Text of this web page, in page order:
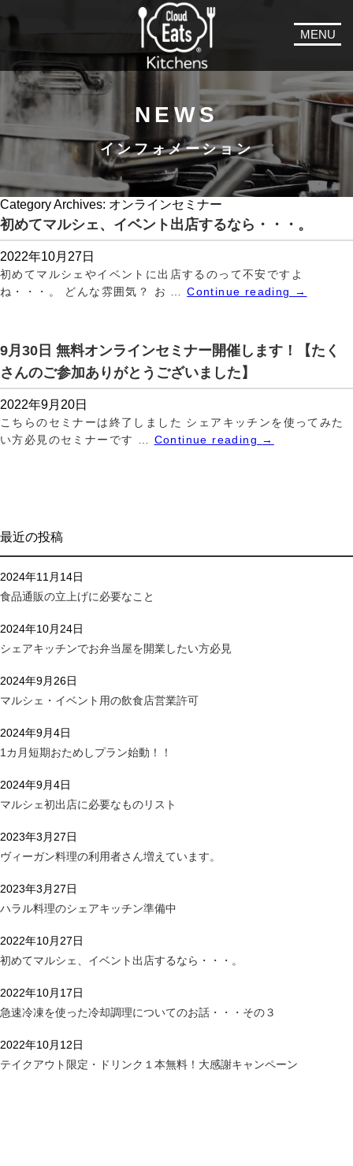
MENU
NEWS
インフォメーション
Category Archives: オンラインセミナー
初めてマルシェ、イベント出店するなら・・・。
2022年10月27日
初めてマルシェやイベントに出店するのって不安ですよ
ね・・・。 どんな雰囲気？ お …Continue reading →
9月30日 無料オンラインセミナー開催します！【たく
さんのご参加ありがとうございました】
2022年9月20日
こちらのセミナーは終了しました シェアキッチンを使ってみた
い方必見のセミナーです … Continue reading →
最近の投稿
食品通販の立上げに必要なこと
2024年11月14日
シェアキッチンでお弁当屋を開業したい方必見
2024年10月24日
マルシェ・イベント用の飲食店営業許可
2024年9月26日
1カ月短期おためしプラン始動！！
2024年9月4日
マルシェ初出店に必要なものリスト
2024年9月4日
ヴィーガン料理の利用者さん増えています。
2023年3月27日
ハラル料理のシェアキッチン準備中
2023年3月27日
初めてマルシェ、イベント出店するなら・・・。
2022年10月27日
急速冷凍を使った冷却調理についてのお話・・・その３
2022年10月17日
テイクアウト限定・ドリンク１本無料！大感謝キャンペーン
2022年10月12日